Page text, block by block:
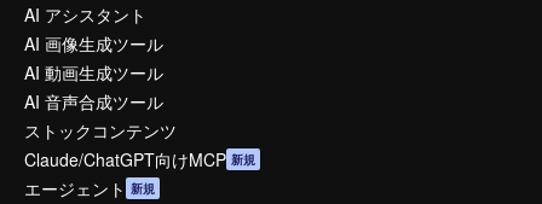
AI アシスタント
AI 画像生成ツール
AI 動画生成ツール
AI 音声合成ツール
ストックコンテンツ
Claude/ChatGPT向けMCP 新規
エージェント 新規